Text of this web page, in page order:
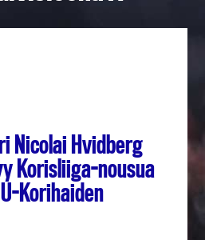
Nicolai Hvidberg
Korisliiga-nousua
Korihaiden